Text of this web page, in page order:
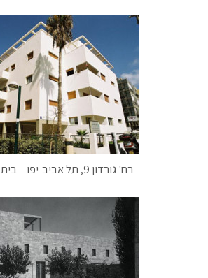
רח' גורדון 9, תל אביב-יפו – בית ז'רסקי